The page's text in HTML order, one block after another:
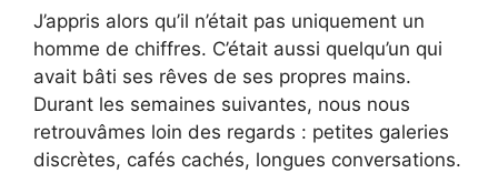
J’appris alors qu’il n’était pas uniquement un
homme de chiffres. C’était aussi quelqu’un qui
avait bâti ses rêves de ses propres mains.
Durant les semaines suivantes, nous nous
retrouvâmes loin des regards : petites galeries
discrètes, cafés cachés, longues conversations.